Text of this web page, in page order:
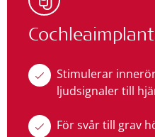
Stimulerar
ljudsignaler till
För svår till grav